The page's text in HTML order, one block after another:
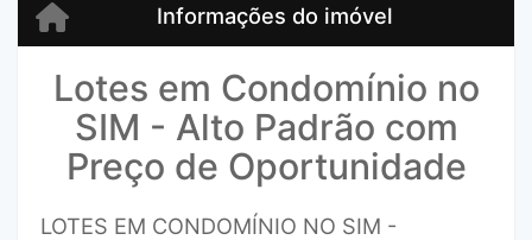
Informações do imóvel
Lotes em Condomínio no
SIM - Alto Padrão com
Preço de Oportunidade
LOTES EM CONDOMÍNIO NO SIM -